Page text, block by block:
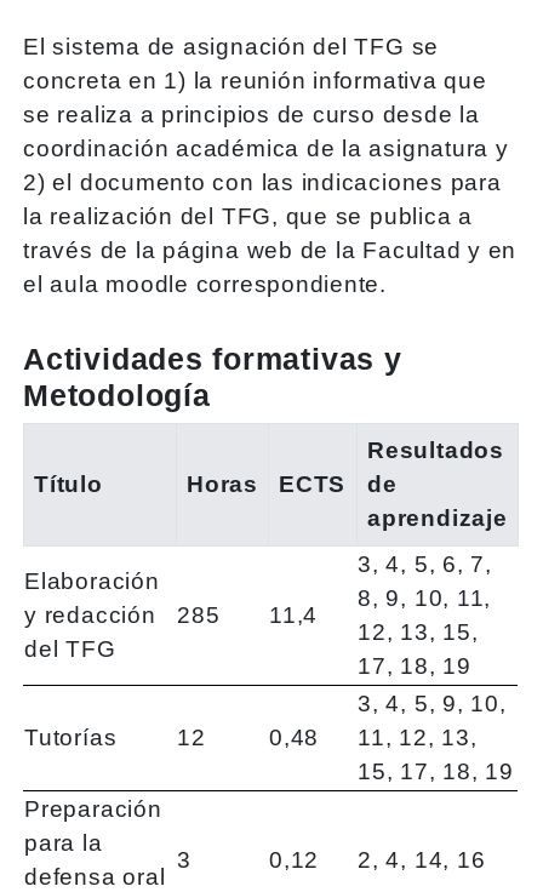
El sistema de asignación del TFG se
concreta en 1) la reunión informativa que
se realiza a principios de curso desde la
coordinación académica de la asignatura y
2) el documento con las indicaciones para
la realización del TFG, que se publica a
través de la página web de la Facultad y en
el aula moodle correspondiente.
Actividades formativas y
Metodología
Título Horas ECTS
Resultados
de
aprendizaje
Elaboración
y redacción
del TFG
285 11,4
3, 4, 5, 6, 7,
8, 9, 10, 11,
12, 13, 15,
17, 18, 19
Tutorías 12 0,48
3, 4, 5, 9, 10,
11, 12, 13,
15, 17, 18, 19
Preparación
para la
defensa oral
3 0,12 2, 4, 14, 16